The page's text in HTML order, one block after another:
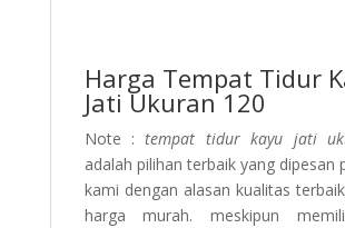
Harga Tempat Tidur
Jati Ukuran 120
Note :tempat tidur kayu jati
adalah pilihan terbaik yang dipesan
kami dengan alasan kualitas
harga murah. meskipun